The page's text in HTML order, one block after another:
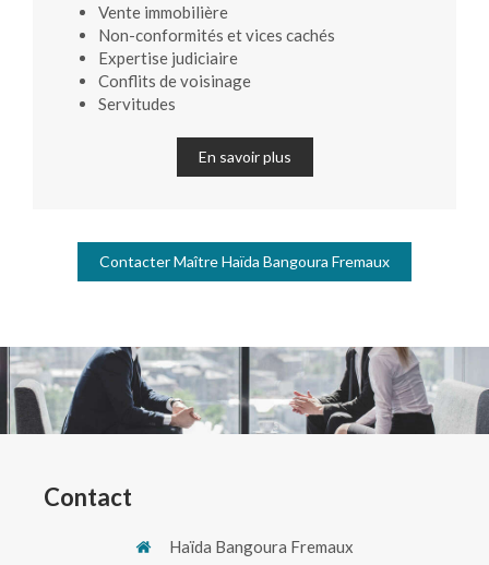
Vente immobilière
Non-conformités et vices cachés
Expertise judiciaire
Conflits de voisinage
Servitudes
En savoir plus
Contacter Maître Haïda Bangoura Fremaux
Contact
Haïda Bangoura Fremaux